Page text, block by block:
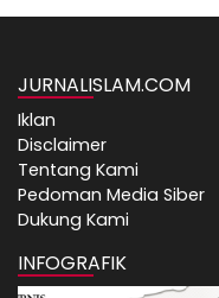
JURNALISLAM.COM
Iklan
Disclaimer
Tentang Kami
Pedoman Media Siber
Dukung Kami
INFOGRAFIK